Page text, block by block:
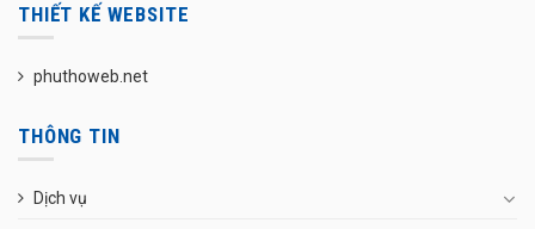
THIẾT KẾ WEBSITE
phuthoweb.net
THÔNG TIN
Dịch vụ